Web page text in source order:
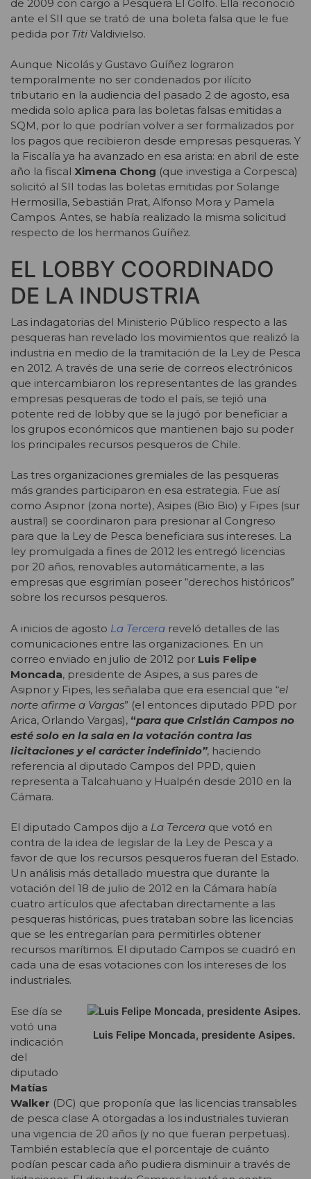
de 2009 con cargo a Pesquera El Golfo. Ella reconoció
ante el SII que se trató de una boleta falsa que le fue
pedida por Titi Valdivielso.
Aunque Nicolás y Gustavo Guíñez lograron
temporalmente no ser condenados por ilícito
tributario en la audiencia del pasado 2 de agosto, esa
medida solo aplica para las boletas falsas emitidas a
SQM, por lo que podrían volver a ser formalizados por
los pagos que recibieron desde empresas pesqueras. Y
la Fiscalía ya ha avanzado en esa arista: en abril de este
año la fiscal Ximena Chong (que investiga a Corpesca)
solicitó al SII todas las boletas emitidas por Solange
Hermosilla, Sebastián Prat, Alfonso Mora y Pamela
Campos. Antes, se había realizado la misma solicitud
respecto de los hermanos Guíñez.
EL LOBBY COORDINADO
DE LA INDUSTRIA
Las indagatorias del Ministerio Público respecto a las
pesqueras han revelado los movimientos que realizó la
industria en medio de la tramitación de la Ley de Pesca
en 2012. A través de una serie de correos electrónicos
que intercambiaron los representantes de las grandes
empresas pesqueras de todo el país, se tejió una
potente red de lobby que se la jugó por beneficiar a
los grupos económicos que mantienen bajo su poder
los principales recursos pesqueros de Chile.
Las tres organizaciones gremiales de las pesqueras
más grandes participaron en esa estrategia. Fue así
como Asipnor (zona norte), Asipes (Bio Bio) y Fipes (sur
austral) se coordinaron para presionar al Congreso
para que la Ley de Pesca beneficiara sus intereses. La
ley promulgada a fines de 2012 les entregó licencias
por 20 años, renovables automáticamente, a las
empresas que esgrimían poseer “derechos históricos”
sobre los recursos pesqueros.
A inicios de agosto La Tercera reveló detalles de las
comunicaciones entre las organizaciones. En un
correo enviado en julio de 2012 por Luis Felipe
Moncada, presidente de Asipes, a sus pares de
Asipnor y Fipes, les señalaba que era esencial que “el
norte afirme a Vargas” (el entonces diputado PPD por
Arica, Orlando Vargas), “para que Cristián Campos no
esté solo en la sala en la votación contra las
licitaciones y el carácter indefinido”, haciendo
referencia al diputado Campos del PPD, quien
representa a Talcahuano y Hualpén desde 2010 en la
Cámara.
El diputado Campos dijo a La Tercera que votó en
contra de la idea de legislar de la Ley de Pesca y a
favor de que los recursos pesqueros fueran del Estado.
Un análisis más detallado muestra que durante la
votación del 18 de julio de 2012 en la Cámara había
cuatro artículos que afectaban directamente a las
pesqueras históricas, pues trataban sobre las licencias
que se les entregarían para permitirles obtener
recursos marítimos. El diputado Campos se cuadró en
cada una de esas votaciones con los intereses de los
industriales.
Luis Felipe Moncada, presidente Asipes.
Ese día se
votó una
indicación
del
diputado
Matías
Walker (DC) que proponía que las licencias transables
de pesca clase A otorgadas a los industriales tuvieran
una vigencia de 20 años (y no que fueran perpetuas).
También establecía que el porcentaje de cuánto
podían pescar cada año pudiera disminuir a través de